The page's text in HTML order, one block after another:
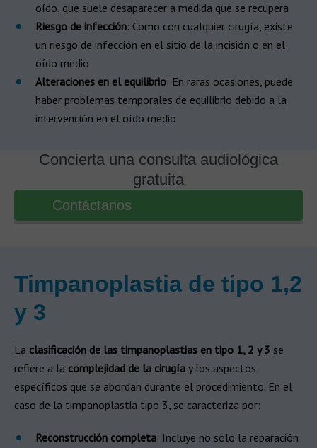
oído, que suele desaparecer a medida que se recupera
Riesgo de infección: Como con cualquier cirugía, existe
un riesgo de infección en el sitio de la incisión o en el
oído medio
Alteraciones en el equilibrio: En raras ocasiones, puede
haber problemas temporales de equilibrio debido a la
intervención en el oído medio
Concierta una consulta audiológica
gratuita
Contáctanos
Timpanoplastia de tipo 1,2
y 3
La clasificación de las timpanoplastias en tipo 1, 2 y 3 se
refiere a la complejidad de la cirugía y los aspectos
específicos que se abordan durante el procedimiento. En el
caso de la timpanoplastia tipo 3, se caracteriza por:
Reconstrucción completa: Incluye no solo la reparación